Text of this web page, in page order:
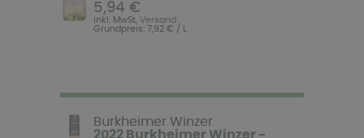
5,94 €
inkl. MwSt,Versand
Grundpreis: 7,92 € / L
Burkheimer Winzer
2022 Burkheimer Winzer -